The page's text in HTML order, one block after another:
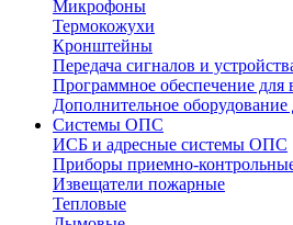
Микрофоны
Термокожухи
Кронштейны
Передача сигналов и
Программное обеспечение для
Дополнительное
Системы ОПС
ИСБ и адресные системы ОПС
Приборы приемно-
Извещатели пожарные
Тепловые